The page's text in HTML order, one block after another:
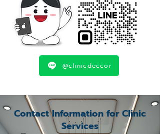
@clinicdeccor
Contact Information for Clinic
Services